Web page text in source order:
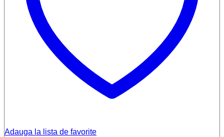
Adauga la lista de favorite